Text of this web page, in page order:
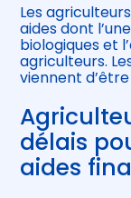
Être prêt pour
électronique
Les
aides dont
biologiques et
agriculteurs.
viennent
délais
aides